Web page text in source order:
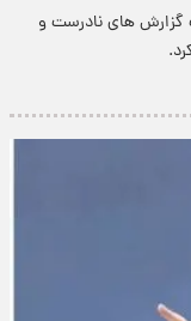
گزارش های نادرست و